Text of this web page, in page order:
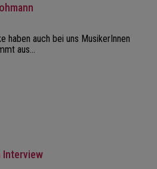
haben auch bei uns MusikerInnen
aus…
Interview